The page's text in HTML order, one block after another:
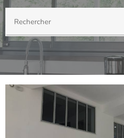
Rechercher